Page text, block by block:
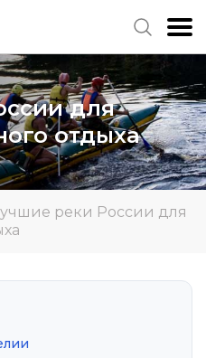
для
отдыха
реки России для